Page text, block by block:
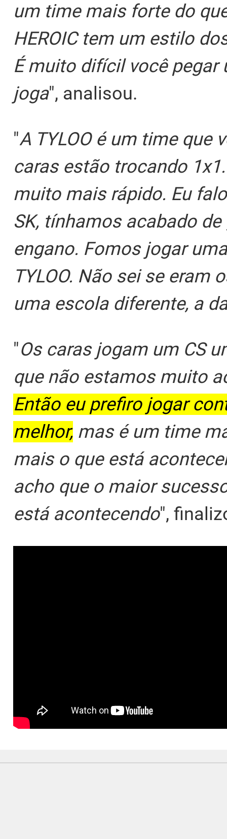
um time mais forte do
HEROIC tem um estilo
É muito difícil você pegar
joga", analisou.
"A TYLOO é um time que
caras estão trocando
muito mais rápido. Eu
SK, tínhamos acabado
engano. Fomos jogar
TYLOO. Não sei se eram
uma escola diferente, a
"Os caras jogam um CS
que não estamos muito
Então eu prefiro jogar
melhor, mas é um time
mais o que está
acho que o maior
está acontecendo",